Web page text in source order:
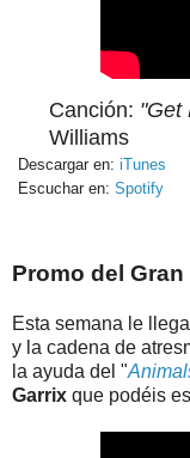
Canción: "Get
Williams
Descargar en: iTunes
Escuchar en: Spotify
Promo del
Esta semana le
y la cadena de
la ayuda del "
Garrix que podéis